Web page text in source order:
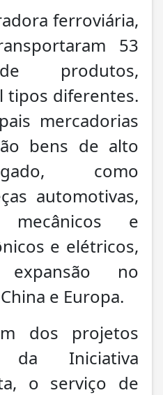
ferroviária,
53
produtos,
tipos diferentes.
mercadorias
bens de alto
como
automotivas,
mecânicos e
e elétricos,
no
e Europa.
dos projetos
da Iniciativa
o serviço de